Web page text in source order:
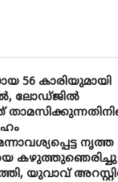
56 കാരിയുമായി
ലോഡ്ജിൽ
നൃത്ത
കഴുത്തുഞെരിച്ചു
യുവാവ്